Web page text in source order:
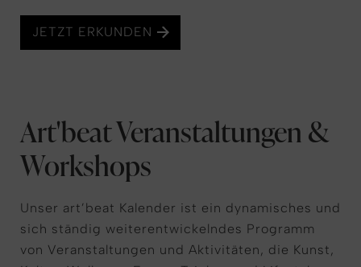
JETZT ERKUNDEN
Art'beat Veranstaltungen &
Workshops
Unser art’beat Kalender ist ein dynamisches und
sich ständig weiterentwickelndes Programm
von Veranstaltungen und Aktivitäten, die Kunst,